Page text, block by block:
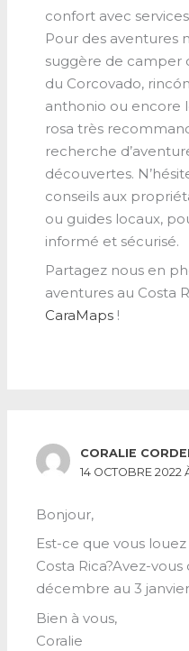
confort avec
Pour des aventures
suggère de camper
du Corcovado,
anthonio ou encore
rosa très
recherche
découvertes.
conseils aux
ou guides locaux,
informé et sécurisé.
Partagez nous en
aventures au Costa
CaraMaps !
CORALIE
14 OCTOBRE 2022
Bonjour,
Est-ce que vous
Costa Rica?Avez-
décembre au 3
Bien à vous,
Coralie